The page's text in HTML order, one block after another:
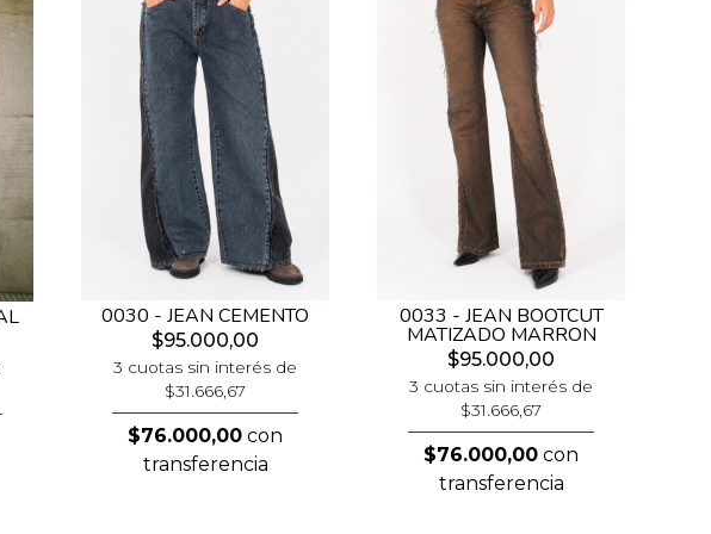
0030 - JEAN CEMENTO
$95.000,00
3 cuotas sin interés de
$31.666,67
$76.000,00 con
transferencia
0033 - JEAN BOOTCUT
MATIZADO MARRON
$95.000,00
3 cuotas sin interés de
$31.666,67
$76.000,00 con
transferencia